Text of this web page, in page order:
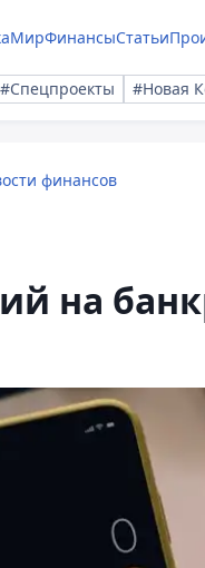
МирФинансыСтатьи
#Спецпроекты #Новая
финансов
на